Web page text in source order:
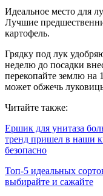
Идеальное место для
Лучшие
картофель.
Грядку под лук
неделю до посадки
перекопайте землю на
может обжечь
Читайте также:
Ершик для унитаза
тренд пришел в наши
безопасно
Топ-5 идеальных
выбирайте и сажайте